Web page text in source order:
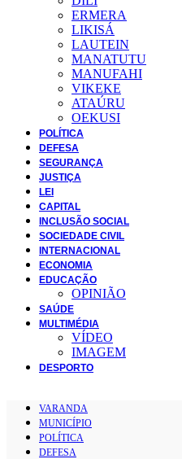
ERMERA
LIKISÁ
LAUTEIN
MANATUTU
MANUFAHI
VIKEKE
ATAÚRU
OEKUSI
POLÍTICA
DEFESA
SEGURANÇA
JUSTIÇA
LEI
CAPITAL
INCLUSÃO SOCIAL
SOCIEDADE CIVIL
INTERNACIONAL
ECONOMIA
EDUCAÇÃO
OPINIÃO
SAÚDE
MULTIMÉDIA
VÍDEO
IMAGEM
DESPORTO
VARANDA
MUNICÍPIO
POLÍTICA
DEFESA